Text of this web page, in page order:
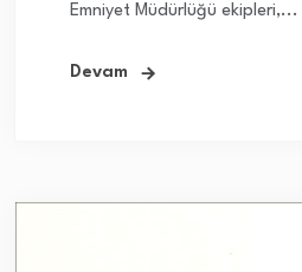
Emniyet Müdürlüğü ekipleri,...
Devam